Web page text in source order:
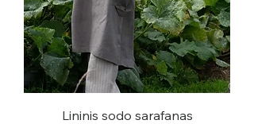
Lininis sodo sarafanas